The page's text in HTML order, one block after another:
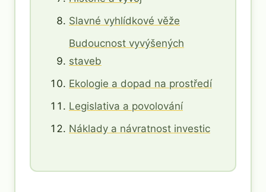
Slavné vyhlídkové věže
Budoucnost vyvýšených
staveb
Ekologie a dopad na prostředí
Legislativa a povolování
Náklady a návratnost investic